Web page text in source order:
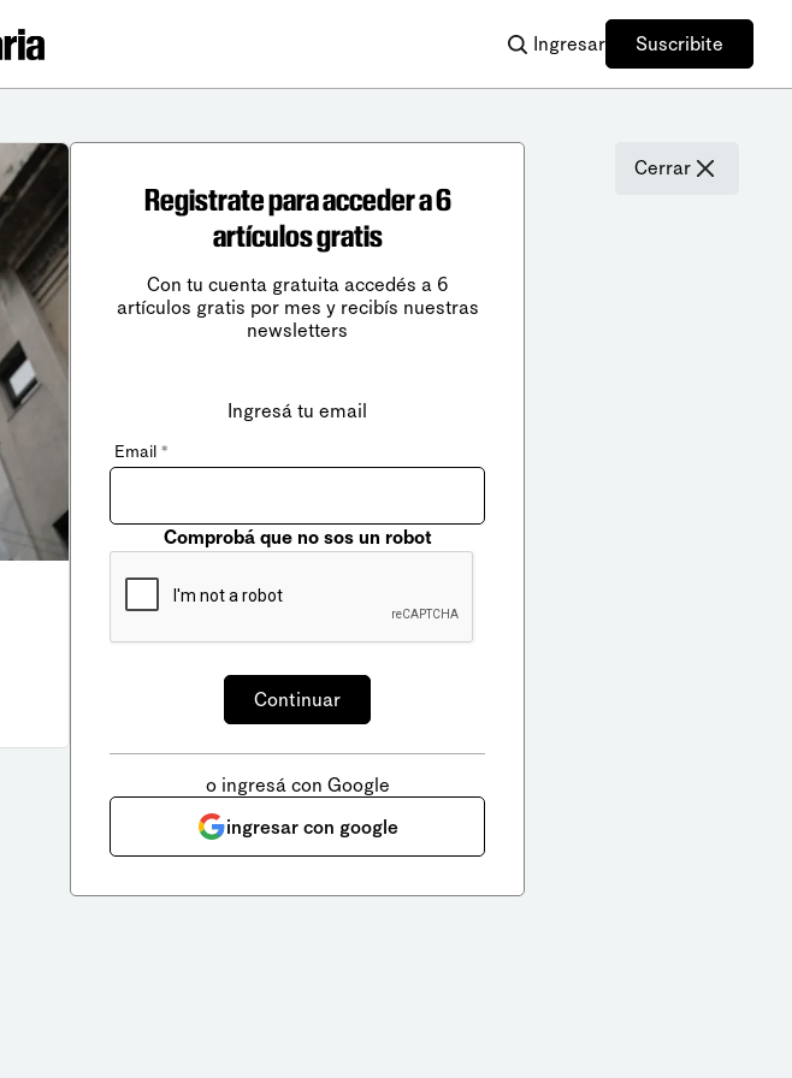
Ingresar Suscribite
Cerrar
Registrate para acceder a 6
artículos gratis
Con tu cuenta gratuita accedés a 6
artículos gratis por mes y recibís nuestras
newsletters
Ingresá tu email
Email *
Comprobá que no sos un robot
o ingresá con Google
ingresar con google